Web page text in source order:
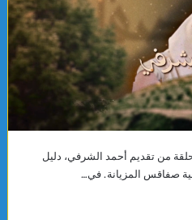
صفاقس هي سلسلة من 15 حلقة من تقديم أحمد الشرفي، دليل
صفاقس المزيانة. في…